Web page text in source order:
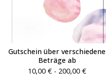
Gutschein über verschiedene
Beträge ab
10,00 €- 200,00 €